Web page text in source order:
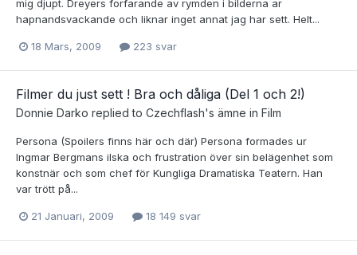
mig djupt. Dreyers forfarande av rymden i bilderna ar
hapnandsvackande och liknar inget annat jag har sett. Helt...
18 Mars, 2009 223 svar
Filmer du just sett ! Bra och dåliga (Del 1 och 2!)
Donnie Darko replied to Czechflash's ämne in Film
Persona (Spoilers finns här och där) Persona formades ur
Ingmar Bergmans ilska och frustration över sin belägenhet som
konstnär och som chef för Kungliga Dramatiska Teatern. Han
var trött på...
21 Januari, 2009 18 149 svar